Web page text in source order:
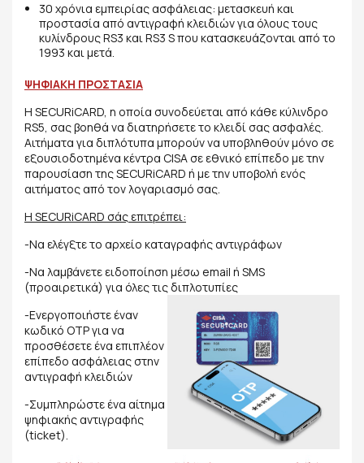
30 χρόνια εμπειρίας ασφάλειας: μετασκευή και
προστασία από αντιγραφή κλειδιών για όλους τους
κυλίνδρους RS3 και RS3 S που κατασκευάζονται από το
1993 και μετά.
ΨΗΦΙΑΚΗ ΠΡΟΣΤΑΣΙΑ
Η SECURiCARD, η οποία συνοδεύεται από κάθε κύλινδρο
RS5, σας βοηθά να διατηρήσετε το κλειδί σας ασφαλές.
Αιτήματα για διπλότυπα μπορούν να υποβληθούν μόνο σε
εξουσιοδοτημένα κέντρα CISA σε εθνικό επίπεδο με την
παρουσίαση της SECURiCARD ή με την υποβολή ενός
αιτήματος από τον λογαριασμό σας.
Η SECURiCARD σάς επιτρέπει:
-Να ελέγξτε το αρχείο καταγραφής αντιγράφων
-Να λαμβάνετε ειδοποίηση μέσω email ή SMS
(προαιρετικά) για όλες τις διπλοτυπίες
-Ενεργοποιήστε έναν
κωδικό OTP για να
προσθέσετε ένα επιπλέον
επίπεδο ασφάλειας στην
αντιγραφή κλειδιών
-Συμπληρώστε ένα αίτημα
ψηφιακής αντιγραφής
(ticket).